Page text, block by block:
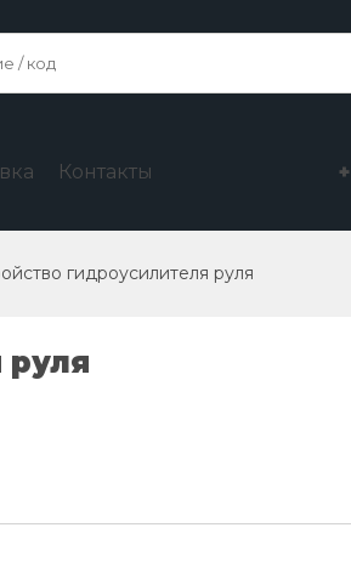
Контакты
гидроусилителя руля
руля